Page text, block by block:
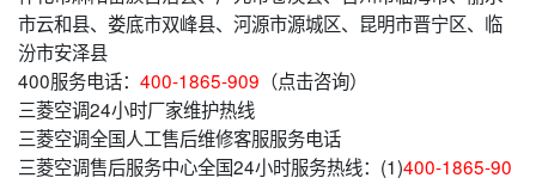
市云和县、娄底市双峰县、河源市源城区、昆明市晋宁区、临
汾市安泽县
400服务电话： 400-1865-909 （点击咨询）
三菱空调24小时厂家维护热线
三菱空调全国人工售后维修客服服务电话
三菱空调售后服务中心全国24小时服务热线：(1)400-1865-90